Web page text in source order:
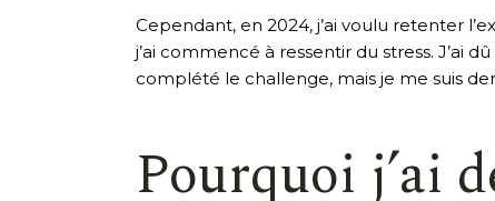
Cependant, en 2024, j’ai voulu retenter
j’ai commencé à ressentir du stress. J’ai
complété le challenge, mais je me suis
Pourquoi j’ai